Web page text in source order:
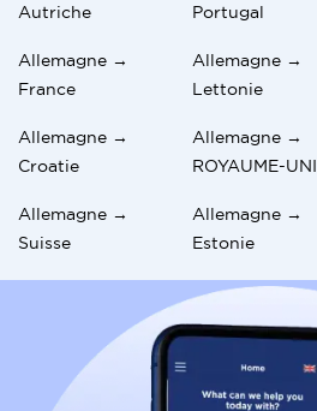
Autriche
Portugal
Allemagne →
France
Allemagne →
Lettonie
Allemagne →
Croatie
Allemagne →
ROYAUME-UNI
Allemagne →
Suisse
Allemagne →
Estonie